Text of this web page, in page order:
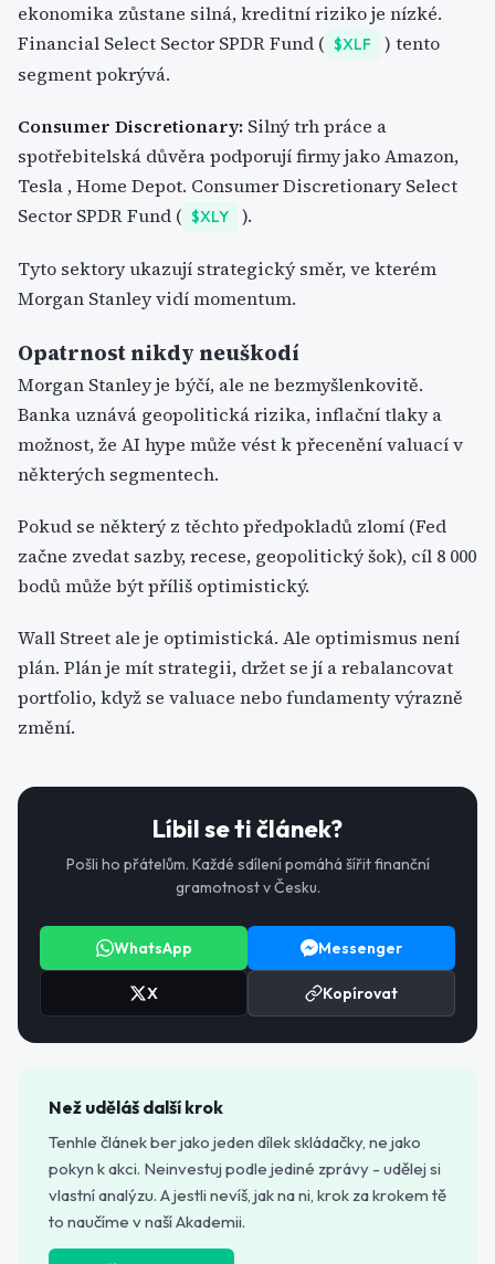
ekonomika zůstane silná, kreditní riziko je nízké.
Financial Select Sector SPDR Fund ( $XLF
) tento
segment pokrývá.
Consumer Discretionary: Silný trh práce a
spotřebitelská důvěra podporují firmy jako Amazon,
Tesla , Home Depot. Consumer Discretionary Select
Sector SPDR Fund ( $XLY ).
Tyto sektory ukazují strategický směr, ve kterém
Morgan Stanley vidí momentum.
Opatrnost nikdy neuškodí
Morgan Stanley je býčí, ale ne bezmyšlenkovitě.
Banka uznává geopolitická rizika, inflační tlaky a
možnost, že AI hype může vést k přecenění valuací v
některých segmentech.
Pokud se některý z těchto předpokladů zlomí (Fed
začne zvedat sazby, recese, geopolitický šok), cíl 8 000
bodů může být příliš optimistický.
Wall Street ale je optimistická. Ale optimismus není
plán. Plán je mít strategii, držet se jí a rebalancovat
portfolio, když se valuace nebo fundamenty výrazně
změní.
Líbil se ti článek?
Pošli ho přátelům. Každé sdílení pomáhá šířit finanční
gramotnost v Česku.
WhatsApp Messenger
X Kopírovat
Než uděláš další krok
Tenhle článek ber jako jeden dílek skládačky, ne jako
pokyn k akci. Neinvestuj podle jediné zprávy - udělej si
vlastní analýzu. A jestli nevíš, jak na ni, krok za krokem tě
to naučíme v naší Akademii.